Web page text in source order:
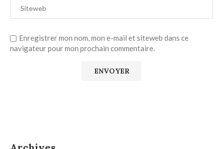
Enregistrer mon nom, mon e-mail et siteweb dans ce
navigateur pour mon prochain commentaire.